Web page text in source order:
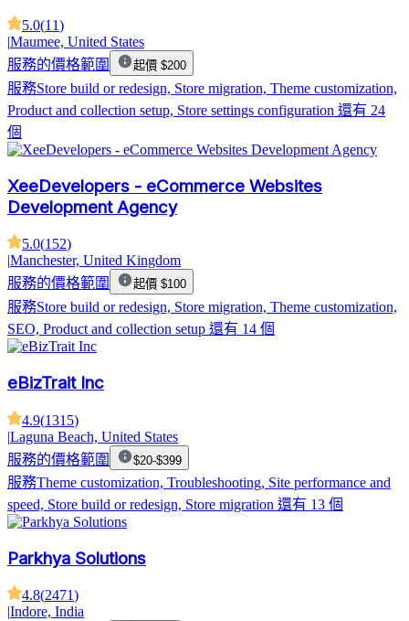
5.0(11)
|Maumee, United States
服務的價格範圍
起價 $200
服務Store build or redesign, Store migration, Theme customization,
Product and collection setup, Store settings configuration 還有 24
個
XeeDevelopers - eCommerce Websites
Development Agency
5.0(152)
|Manchester, United Kingdom
服務的價格範圍
起價 $100
服務Store build or redesign, Store migration, Theme customization,
SEO, Product and collection setup 還有 14 個
eBizTrait Inc
4.9(1315)
|Laguna Beach, United States
服務的價格範圍
$20-$399
服務Theme customization, Troubleshooting, Site performance and
speed, Store build or redesign, Store migration 還有 13 個
Parkhya Solutions
4.8(2471)
|Indore, India